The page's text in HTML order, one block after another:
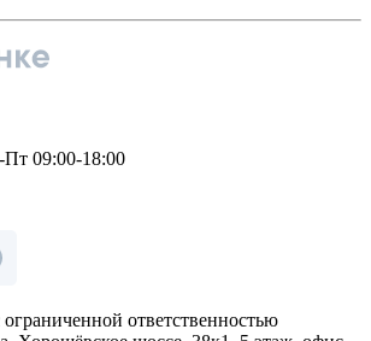
09:00-18:00
ответственностью